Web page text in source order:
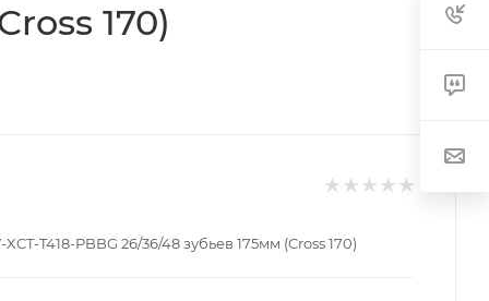
170)
T418-PBBG 26/36/48 зубьев 175мм (Cross 170)